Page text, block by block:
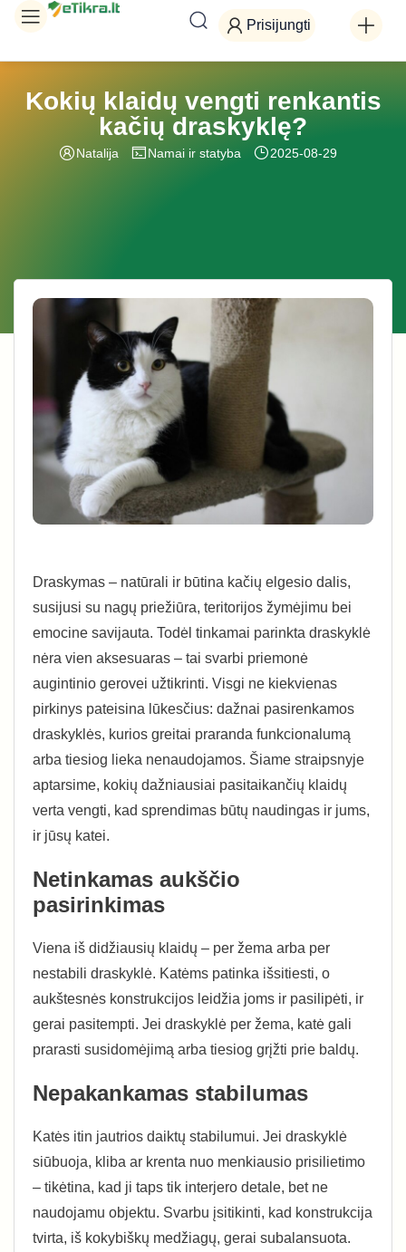
Prisijungti
Kokių klaidų vengti renkantis
kačių draskyklę?
Natalija Namai ir statyba 2025-08-29
Draskymas – natūrali ir būtina kačių elgesio dalis,
susijusi su nagų priežiūra, teritorijos žymėjimu bei
emocine savijauta. Todėl tinkamai parinkta draskyklė
nėra vien aksesuaras – tai svarbi priemonė
augintinio gerovei užtikrinti. Visgi ne kiekvienas
pirkinys pateisina lūkesčius: dažnai pasirenkamos
draskyklės, kurios greitai praranda funkcionalumą
arba tiesiog lieka nenaudojamos. Šiame straipsnyje
aptarsime, kokių dažniausiai pasitaikančių klaidų
verta vengti, kad sprendimas būtų naudingas ir jums,
ir jūsų katei.
Netinkamas aukščio
pasirinkimas
Viena iš didžiausių klaidų – per žema arba per
nestabili draskyklė. Katėms patinka išsitiesti, o
aukštesnės konstrukcijos leidžia joms ir pasilipėti, ir
gerai pasitempti. Jei draskyklė per žema, katė gali
prarasti susidomėjimą arba tiesiog grįžti prie baldų.
Nepakankamas stabilumas
Katės itin jautrios daiktų stabilumui. Jei draskyklė
siūbuoja, kliba ar krenta nuo menkiausio prisilietimo
– tikėtina, kad ji taps tik interjero detale, bet ne
naudojamu objektu. Svarbu įsitikinti, kad konstrukcija
tvirta, iš kokybiškų medžiagų, gerai subalansuota.